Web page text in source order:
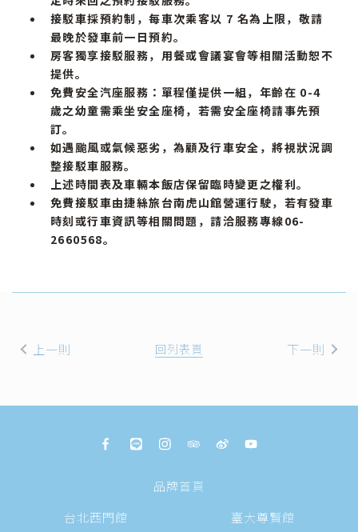
接駁車採預約制，每車次乘客以 7 名為上限，敬請
最晚於發車前一日預約。
房客獨享接駁服務，用餐或會議宴會等相關活動恕不
提供。
免費安全汽座服務：單程僅提供一組，年齡在 0-4
歲之幼童需乘坐安全座椅，若需安全座椅請事先預
訂。
如遇颱風或氣候惡劣，為顧及行車安全，將視狀況調
整接駁車服務。
上述時間表及車輛本飯店保留臨時變更之權利。
免費接駁車由捷絲旅台南虎山館營運行駛，若有發車
時刻或行車資訊等相關問題，請洽服務專線06-
2660568。
上一則 回列表頁 下一則
品牌首頁
台北西門館
臺大尊賢館